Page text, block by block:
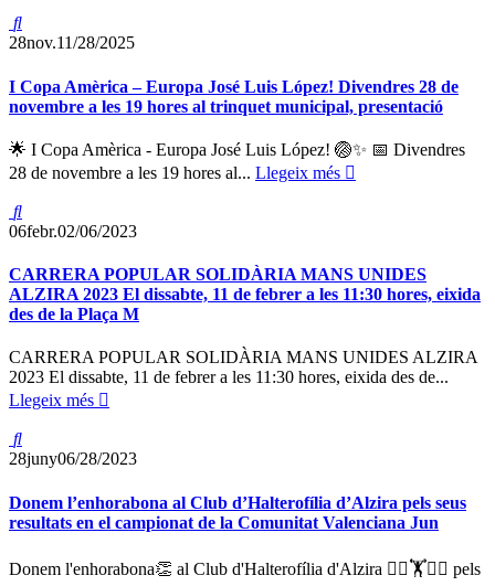
28nov.11/28/2025
I Copa Amèrica – Europa José Luis López! Divendres 28 de
novembre a les 19 hores al trinquet municipal, presentació
🌟 I Copa Amèrica - Europa José Luis López! 🏐✨ 📅 Divendres
28 de novembre a les 19 hores al... Llegeix més
06febr.02/06/2023
CARRERA POPULAR SOLIDÀRIA MANS UNIDES
ALZIRA 2023 El dissabte, 11 de febrer a les 11:30 hores, eixida
des de la Plaça M
CARRERA POPULAR SOLIDÀRIA MANS UNIDES ALZIRA
2023 El dissabte, 11 de febrer a les 11:30 hores, eixida des de...
Llegeix més
28juny06/28/2023
Donem l’enhorabona al Club d’Halterofília d’Alzira pels seus
resultats en el campionat de la Comunitat Valenciana Jun
Donem l'enhorabona👏 al Club d'Halterofília d'Alzira 🏋️‍♀️🏋️🏋️‍♂️ pels